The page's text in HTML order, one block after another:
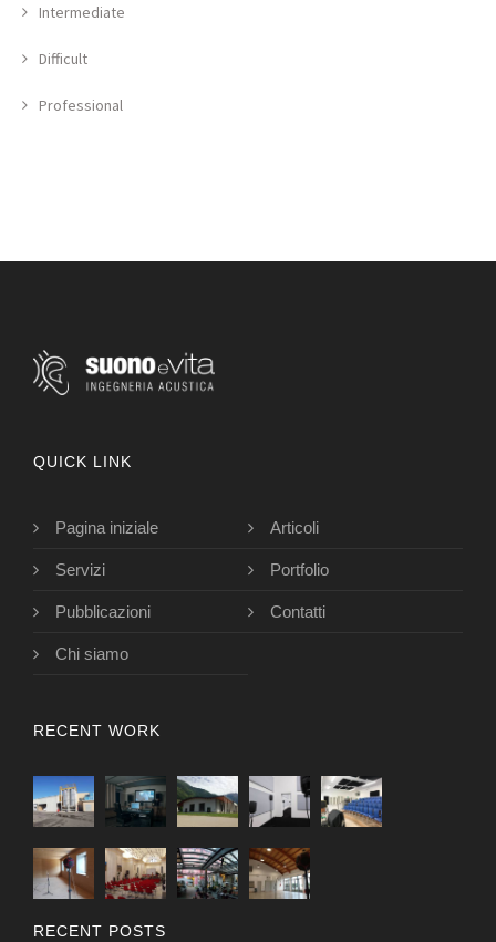
Intermediate
Difficult
Professional
QUICK LINK
Pagina iniziale Articoli
Servizi Portfolio
Pubblicazioni Contatti
Chi siamo
RECENT WORK
RECENT POSTS